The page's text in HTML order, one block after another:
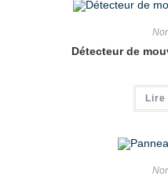
Détecteur de
Lire